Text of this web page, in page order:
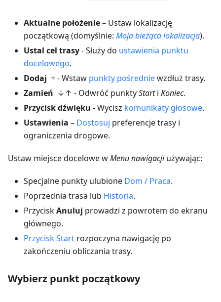
Aktualne położenie– Ustaw lokalizację
początkową (domyślnie: Moja bieżąca lokalizacja).
Ustal cel trasy- Służy do ustawienia punktu
docelowego.
Dodaj + - Wstaw punkty pośredniewzdłuż trasy.
Zamień ↓↑ - Odwróć punktyStarti Koniec.
Przycisk dźwięku - Wycisz komunikaty głosowe.
Ustawienia – Dostosuj preferencje trasy i
ograniczenia drogowe.
Ustaw miejsce docelowe wMenu nawigacjiużywając:
Specjalne punkty ulubione Dom / Praca.
Poprzednia trasa lub Historia.
PrzyciskAnuluj prowadzi z powrotem do ekranu
głównego.
Przycisk Start rozpoczyna nawigację po
zakończeniu obliczania trasy.
Wybierz punkt początkowy